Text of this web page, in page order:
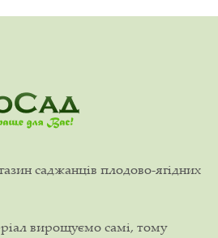
саджанців плодово-ягідних
вирощуємо самі, тому